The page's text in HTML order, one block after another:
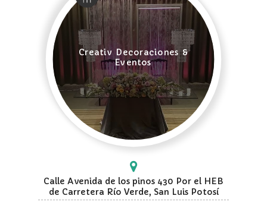
Creativ Decoraciones &
Eventos
Calle Avenida de los pinos 430 Por el HEB
de Carretera Río Verde, San Luis Potosí